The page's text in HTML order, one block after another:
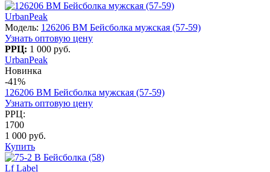
UrbanPeak
Модель: 126206 BM Бейсболка мужская (57-59)
Узнать оптовую цену
РРЦ: 1 000 руб.
UrbanPeak
Новинка
-41%
126206 BM Бейсболка мужская (57-59)
Узнать оптовую цену
РРЦ:
1700
1 000 руб.
Купить
Lf Label